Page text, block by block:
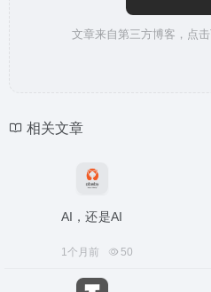
文章来自第三方博客，点
相关文章
AI，还是AI
1个月前 50